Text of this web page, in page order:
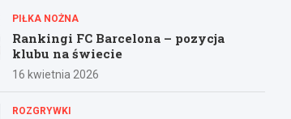
PIŁKA NOŻNA
Rankingi FC Barcelona – pozycja
klubu na świecie
16 kwietnia 2026
ROZGRYWKI